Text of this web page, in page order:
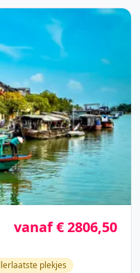
vanaf € 2806,50
plekjes